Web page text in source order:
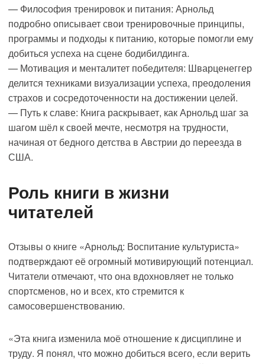
— Философия тренировок и питания: Арнольд
подробно описывает свои тренировочные принципы,
программы и подходы к питанию, которые помогли ему
добиться успеха на сцене бодибилдинга.
— Мотивация и менталитет победителя: Шварценеггер
делится техниками визуализации успеха, преодоления
страхов и сосредоточенности на достижении целей.
— Путь к славе: Книга раскрывает, как Арнольд шаг за
шагом шёл к своей мечте, несмотря на трудности,
начиная от бедного детства в Австрии до переезда в
США.
Роль книги в жизни
читателей
Отзывы о книге «Арнольд: Воспитание культуриста»
подтверждают её огромный мотивирующий потенциал.
Читатели отмечают, что она вдохновляет не только
спортсменов, но и всех, кто стремится к
самосовершенствованию.
«Эта книга изменила моё отношение к дисциплине и
труду. Я понял, что можно добиться всего, если верить